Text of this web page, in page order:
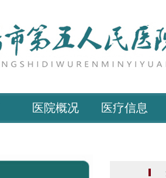
医院概况 医疗信息